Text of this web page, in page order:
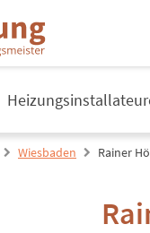
Wiesbaden Rainer